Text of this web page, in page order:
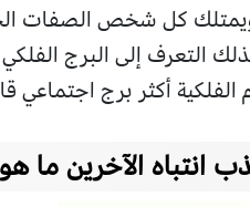
كل شخص الصفات
التعرف إلى البرج
أكثر برج اجتماعي
انتباه الآخرين ما هو